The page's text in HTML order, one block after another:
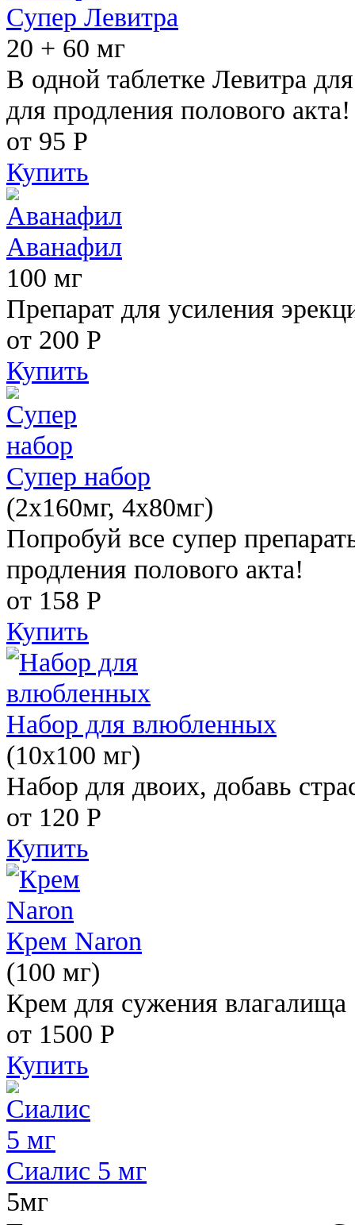
Супер Левитра
20 + 60 мг
В одной таблетке Левитра
для продления полового акта!
от 95 Р
Купить
Аванафил
100 мг
Препарат для усиления
от 200 Р
Купить
Супер набор
(2х160мг, 4х80мг)
Попробуй все супер
продления полового акта!
от 158 Р
Купить
Набор для влюбленных
(10х100 мг)
Набор для двоих, добавь
от 120 Р
Купить
Крем Naron
(100 мг)
Крем для сужения влагалища
от 1500 Р
Купить
Сиалис 5 мг
5мг